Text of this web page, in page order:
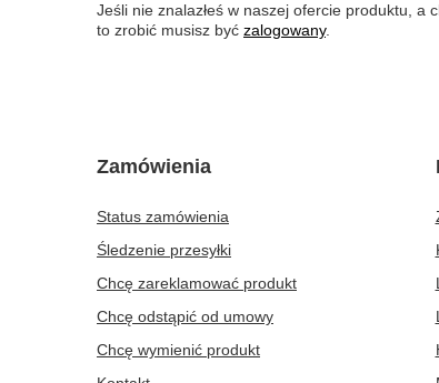
Jeśli nie znalazłeś w naszej ofercie produktu, a
to zrobić musisz być zalogowany.
Zamówienia
Status zamówienia
Śledzenie przesyłki
Chcę zareklamować produkt
Chcę odstąpić od umowy
Chcę wymienić produkt